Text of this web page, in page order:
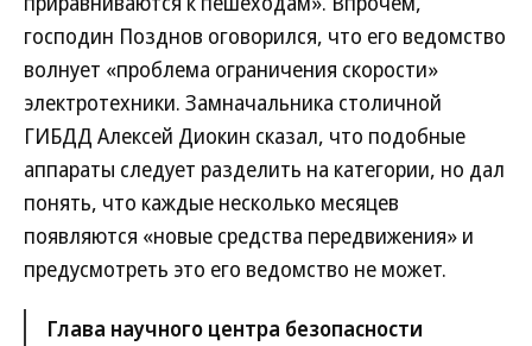
господин Позднов оговорился, что его ведомство
волнует «проблема ограничения скорости»
электротехники. Замначальника столичной
ГИБДД Алексей Диокин сказал, что подобные
аппараты следует разделить на категории, но дал
понять, что каждые несколько месяцев
появляются «новые средства передвижения» и
предусмотреть это его ведомство не может.
Глава научного центра безопасности